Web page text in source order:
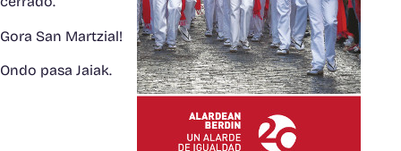
Gora San Martzial!
Ondo pasa Jaiak.